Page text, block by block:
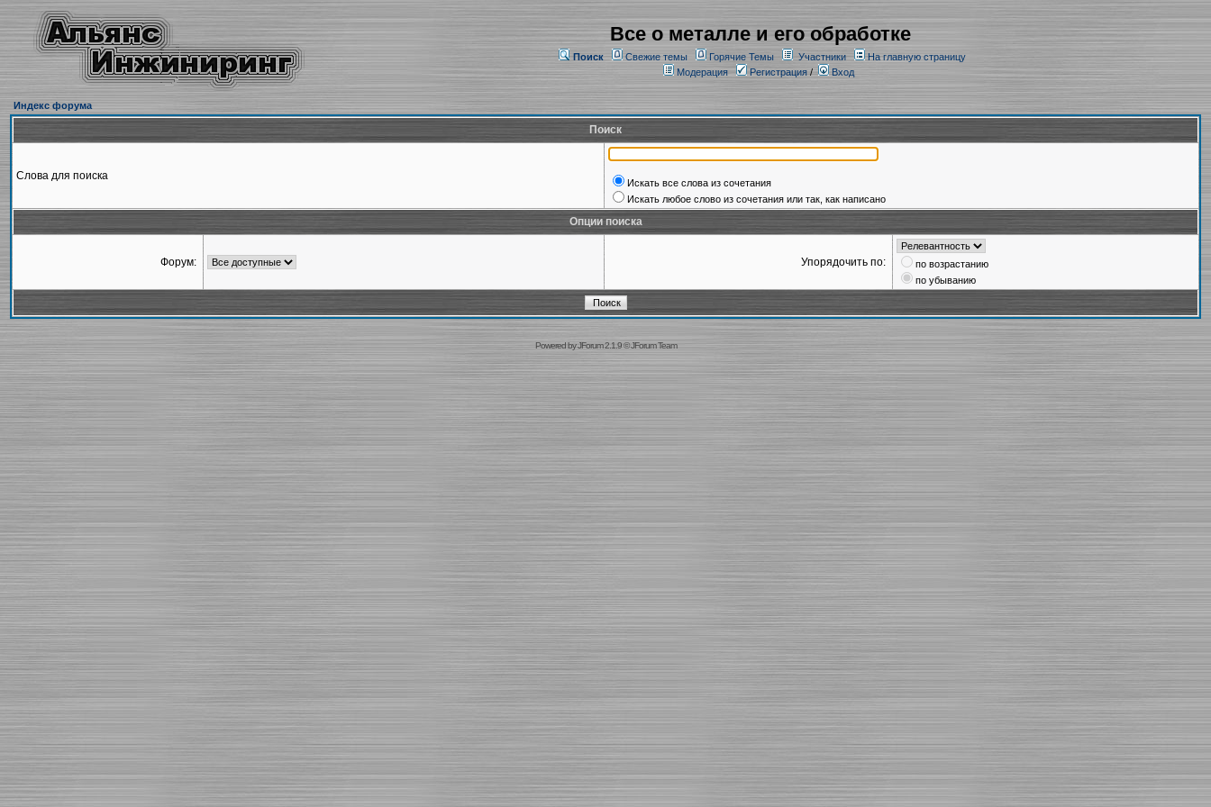
Все о металле и его обработке
Поиск Свежие темы Горячие Темы Участники
На главную страницу
Модерация
Регистрация/ Вход
Индекс форума
Поиск
Слова для поиска
Искать все слова из сочетания
Искать любое слово из сочетания или так, как написано
Опции поиска
Форум: Упорядочить по:
по возрастанию
по убыванию
Powered byJForum 2.1.9©JForum Team